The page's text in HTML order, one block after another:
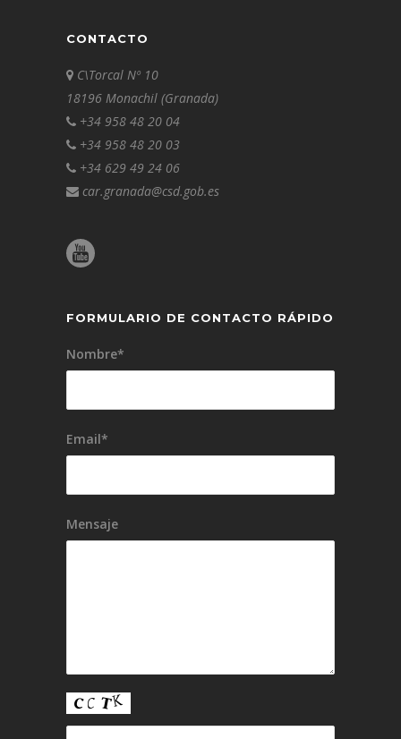
CONTACTO
C\Torcal Nº 10
18196 Monachil (Granada)
+34 958 48 20 04
+34 958 48 20 03
+34 629 49 24 06
car.granada@csd.gob.es
FORMULARIO DE CONTACTO RÁPIDO
Nombre*
Email*
Mensaje